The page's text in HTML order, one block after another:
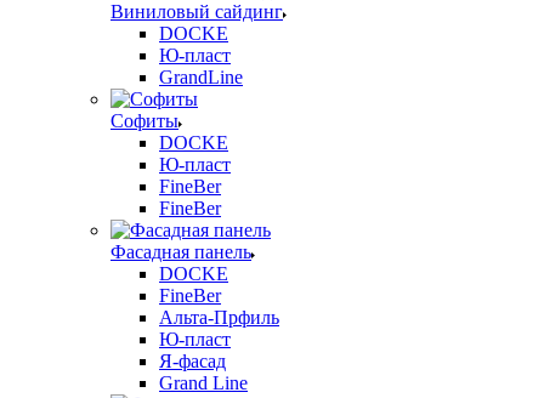
Виниловый сайдинг
DOCKE
Ю-пласт
GrandLine
Софиты
DOCKE
Ю-пласт
FineBer
FineBer
Фасадная панель
DOCKE
FineBer
Альта-Прфиль
Ю-пласт
Я-фасад
Grand Line